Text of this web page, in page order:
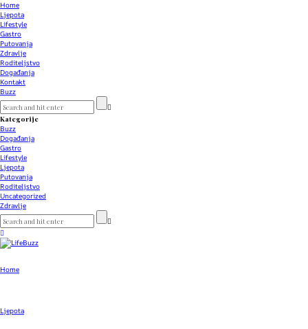
Home
Ljepota
Lifestyle
Gastro
Putovanja
Zdravlje
Roditeljstvo
Događanja
Kontakt
Buzz
Kategorije
Buzz
Događanja
Gastro
Lifestyle
Ljepota
Putovanja
Roditeljstvo
Uncategorized
Zdravlje
Home
Ljepota